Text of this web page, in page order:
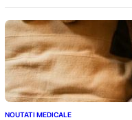
NOUTATI MEDICALE